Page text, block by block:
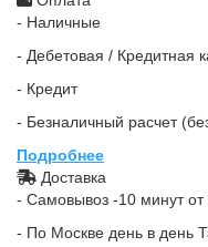
- Наличные
- Дебетовая / Кредитная
- Кредит
- Безналичный расчет
Подробнее
Доставка
- Самовывоз -10 минут
- По Москве день в день